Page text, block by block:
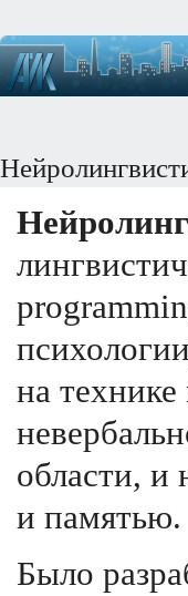
на
области, и
и памятью.
Было